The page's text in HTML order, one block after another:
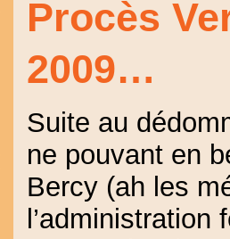
Procès
2009…
Suite au
ne pouvant en
Bercy (ah les
l’administration